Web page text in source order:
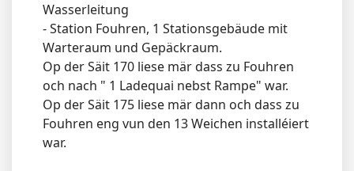
Wasserleitung
- Station Fouhren, 1 Stationsgebäude mit
Warteraum und Gepäckraum.
Op der Säit 170 liese mär dass zu Fouhren
och nach " 1 Ladequai nebst Rampe" war.
Op der Säit 175 liese mär dann och dass zu
Fouhren eng vun den 13 Weichen installéiert
war.